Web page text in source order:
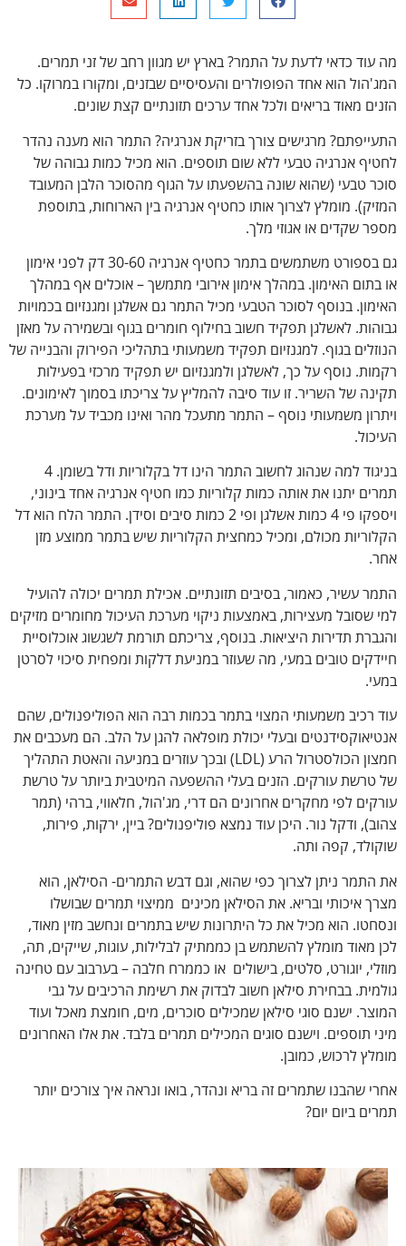
מה עוד כדאי לדעת על התמר? בארץ יש מגוון רחב של זני תמרים.
המג'הול הוא אחד הפופולרים והעסיסיים שבזנים, ומקורו במרוקו. כל
הזנים מאוד בריאים ולכל אחד ערכים תזונתיים קצת שונים.
התעייפתם? מרגישים צורך בזריקת אנרגיה? התמר הוא מענה נהדר
לחטיף אנרגיה טבעי ללא שום תוספים. הוא מכיל כמות גבוהה של
סוכר טבעי (שהוא שונה בהשפעתו על הגוף מהסוכר הלבן המעובד
המזיק). מומלץ לצרוך אותו כחטיף אנרגיה בין הארוחות, בתוספת
מספר שקדים או אגוזי מלך.
גם בספורט משתמשים בתמר כחטיף אנרגיה 30-60 דק לפני אימון
או בתום האימון. במהלך אימון אירובי מתמשך – אוכלים אף במהלך
האימון. בנוסף לסוכר הטבעי מכיל התמר גם אשלגן ומגנזיום בכמויות
גבוהות. לאשלגן תפקיד חשוב בחילוף חומרים בגוף ובשמירה על מאזן
הנוזלים בגוף. למגנזיום תפקיד משמעותי בתהליכי הפירוק והבנייה של
רקמות. נוסף על כך, לאשלגן ולמגנזיום יש תפקיד מרכזי בפעילות
תקינה של השריר. זו עוד סיבה להמליץ על צריכתו בסמוך לאימונים.
ויתרון משמעותי נוסף – התמר מתעכל מהר ואינו מכביד על מערכת
העיכול.
בניגוד למה שנהוג לחשוב התמר הינו דל בקלוריות ודל בשומן. 4
תמרים יתנו את אותה כמות קלוריות כמו חטיף אנרגיה אחד בינוני,
ויספקו פי 4 כמות אשלגן ופי 2 כמות סיבים וסידן. התמר הלח הוא דל
הקלוריות מכולם, ומכיל כמחצית הקלוריות שיש בתמר ממוצע מזן
אחר.
התמר עשיר, כאמור, בסיבים תזונתיים. אכילת תמרים יכולה להועיל
למי שסובל מעצירות, באמצעות ניקוי מערכת העיכול מחומרים מזיקים
והגברת תדירות היציאות. בנוסף, צריכתם תורמת לשגשוג אוכלוסיית
חיידקים טובים במעי, מה שעוזר במניעת דלקות ומפחית סיכוי לסרטן
במעי.
עוד רכיב משמעותי המצוי בתמר בכמות רבה הוא הפוליפנולים, שהם
אנטיאוקסידנטים ובעלי יכולת מופלאה להגן על הלב. הם מעכבים את
חמצון הכולסטרול הרע (LDL) ובכך עוזרים במניעה והאטת התהליך
של טרשת עורקים. הזנים בעלי ההשפעה המיטבית ביותר על טרשת
עורקים לפי מחקרים אחרונים הם דרי, מג'הול, חלאווי, ברהי (תמר
צהוב), ודקל נור. היכן עוד נמצא פוליפנולים? ביין, ירקות, פירות,
שוקולד, קפה ותה.
את התמר ניתן לצרוך כפי שהוא, וגם דבש התמרים- הסילאן, הוא
מצרך איכותי ובריא. את הסילאן מכינים ממיצוי תמרים שבושלו
ונסחטו. הוא מכיל את כל היתרונות שיש בתמרים ונחשב מזין מאוד,
לכן מאוד מומלץ להשתמש בן כממתיק לבלילות, עוגות, שייקים, תה,
מוזלי, יוגורט, סלטים, בישולים או כממרח חלבה – בערבוב עם טחינה
גולמית. בבחירת סילאן חשוב לבדוק את רשימת הרכיבים על גבי
המוצר. ישנם סוגי סילאן שמכילים סוכרים, מים, חומצת מאכל ועוד
מיני תוספים. וישנם סוגים המכילים תמרים בלבד. את אלו האחרונים
מומלץ לרכוש, כמובן.
אחרי שהבנו שתמרים זה בריא ונהדר, בואו ונראה איך צורכים יותר
תמרים ביום יום?